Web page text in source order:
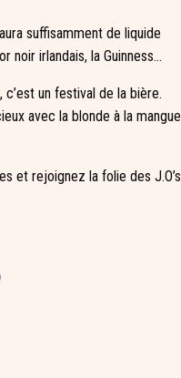
suffisamment de liquide
noir irlandais, la Guinness…
un festival de la bière.
avec la blonde à la mangue
et rejoignez la folie des J.O’s